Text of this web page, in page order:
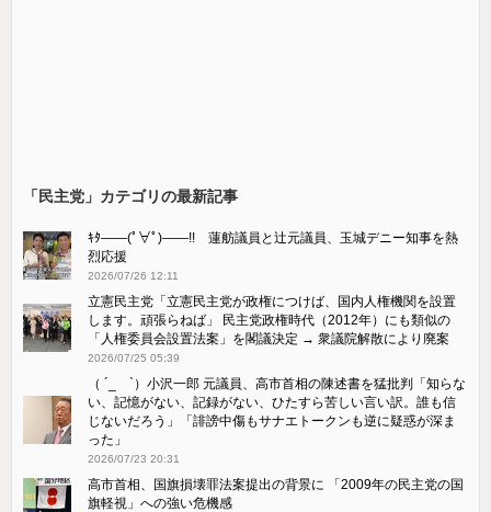
「民主党」カテゴリの最新記事
ｷﾀ――(ﾟ∀ﾟ)――!! 蓮舫議員と辻元議員、玉城デニー知事を熱
烈応援
2026/07/26 12:11
立憲民主党「立憲民主党が政権につけば、国内人権機関を設置
します。頑張らねば」 民主党政権時代（2012年）にも類似の
「人権委員会設置法案」を閣議決定 → 衆議院解散により廃案
2026/07/25 05:39
（ ´_ゝ`）小沢一郎 元議員、高市首相の陳述書を猛批判「知らな
い、記憶がない、記録がない、ひたすら苦しい言い訳。誰も信
じないだろう」「誹謗中傷もサナエトークンも逆に疑惑が深ま
った」
2026/07/23 20:31
高市首相、国旗損壊罪法案提出の背景に 「2009年の民主党の国
旗軽視」への強い危機感